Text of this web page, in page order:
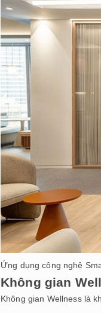
Ứng dụng công nghệ
Không gian
Không gian Wellness là